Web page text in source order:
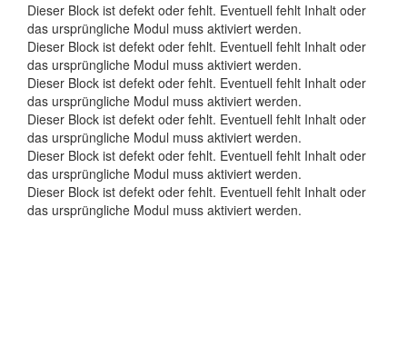
Dieser Block ist defekt oder fehlt. Eventuell fehlt Inhalt oder
das ursprüngliche Modul muss aktiviert werden.
Dieser Block ist defekt oder fehlt. Eventuell fehlt Inhalt oder
das ursprüngliche Modul muss aktiviert werden.
Dieser Block ist defekt oder fehlt. Eventuell fehlt Inhalt oder
das ursprüngliche Modul muss aktiviert werden.
Dieser Block ist defekt oder fehlt. Eventuell fehlt Inhalt oder
das ursprüngliche Modul muss aktiviert werden.
Dieser Block ist defekt oder fehlt. Eventuell fehlt Inhalt oder
das ursprüngliche Modul muss aktiviert werden.
Dieser Block ist defekt oder fehlt. Eventuell fehlt Inhalt oder
das ursprüngliche Modul muss aktiviert werden.